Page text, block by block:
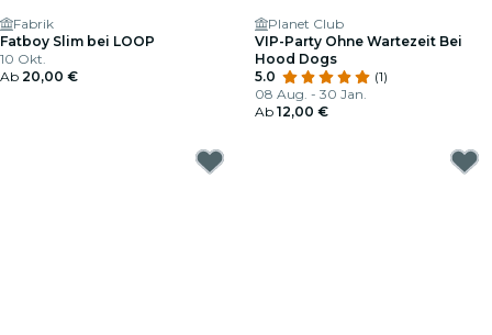
Fabrik
Fatboy Slim bei LOOP
10 Okt.
Ab 20,00 €
Planet Club
VIP-Party Ohne Wartezeit Bei
Hood Dogs
5.0
(1)
08 Aug. - 30 Jan.
Ab 12,00 €